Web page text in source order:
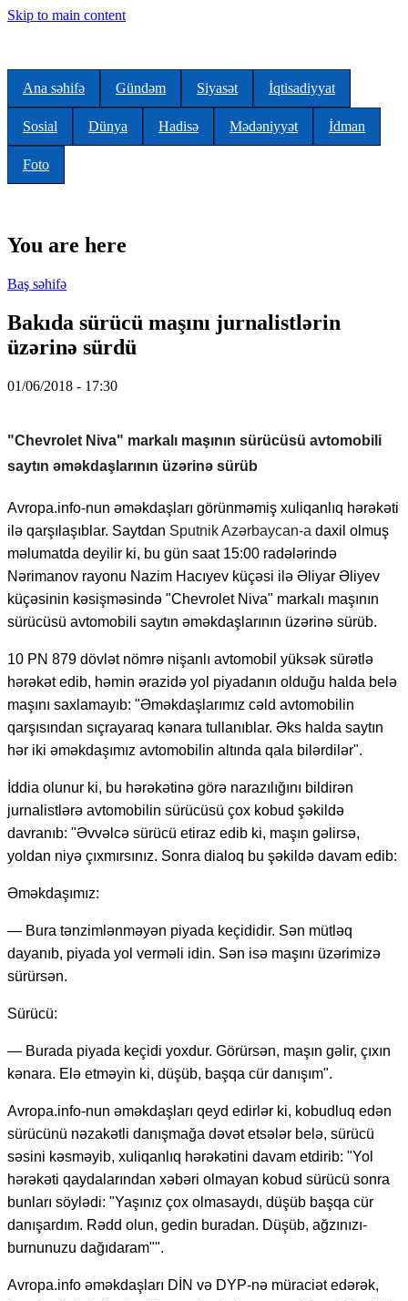
Skip to main content
Ana səhifə Gündəm Siyasət İqtisadiyyat
Sosial Dünya Hadisə Mədəniyyət İdman
Foto
You are here
Baş səhifə
Bakıda sürücü maşını jurnalistlərin
üzərinə sürdü
01/06/2018 - 17:30
"Chevrolet Niva" markalı maşının sürücüsü avtomobili
saytın əməkdaşlarının üzərinə sürüb
Avropa.info-nun əməkdaşları görünməmiş xuliqanlıq hərəkəti
ilə qarşılaşıblar. Saytdan Sputnik Azərbaycan-a daxil olmuş
məlumatda deyilir ki, bu gün saat 15:00 radələrində
Nərimanov rayonu Nazim Hacıyev küçəsi ilə Əliyar Əliyev
küçəsinin kəsişməsində "Chevrolet Niva" markalı maşının
sürücüsü avtomobili saytın əməkdaşlarının üzərinə sürüb.
10 PN 879 dövlət nömrə nişanlı avtomobil yüksək sürətlə
hərəkət edib, həmin ərazidə yol piyadanın olduğu halda belə
maşını saxlamayıb: "Əməkdaşlarımız cəld avtomobilin
qarşısından sıçrayaraq kənara tullanıblar. Əks halda saytın
hər iki əməkdaşımız avtomobilin altında qala bilərdilər".
İddia olunur ki, bu hərəkətinə görə narazılığını bildirən
jurnalistlərə avtomobilin sürücüsü çox kobud şəkildə
davranıb: "Əvvəlcə sürücü etiraz edib ki, maşın gəlirsə,
yoldan niyə çıxmırsınız. Sonra dialoq bu şəkildə davam edib:
Əməkdaşımız:
— Bura tənzimlənməyən piyada keçididir. Sən mütləq
dayanıb, piyada yol verməli idin. Sən isə maşını üzərimizə
sürürsən.
Sürücü:
— Burada piyada keçidi yoxdur. Görürsən, maşın gəlir, çıxın
kənara. Elə etməyin ki, düşüb, başqa cür danışım".
Avropa.info-nun əməkdaşları qeyd edirlər ki, kobudluq edən
sürücünü nəzakətli danışmağa dəvət etsələr belə, sürücü
səsini kəsməyib, xuliqanlıq hərəkətini davam etdirib: "Yol
hərəkəti qaydalarından xəbəri olmayan kobud sürücü sonra
bunları söylədi: "Yaşınız çox olmasaydı, düşüb başqa cür
danışardım. Rədd olun, gedin buradan. Düşüb, ağzınızı-
burnunuzu dağıdaram"".
Avropa.info əməkdaşları DİN və DYP-nə müraciət edərək,